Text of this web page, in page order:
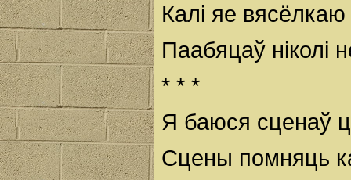
Калі яе
Паабяцаў ніколі
* * *
Я баюся сценаў
Сцены помняць